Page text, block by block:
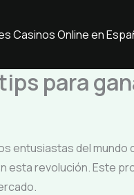
Casinos Online en
para
entusiastas del mundo
esta revolución. Este